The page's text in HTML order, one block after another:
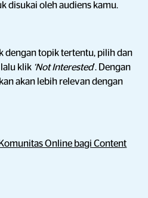
disukai oleh audiens kamu.
dengan topik tertentu, pilih dan
klik ‘Not Interested’. Dengan
akan lebih relevan dengan
Online bagi Content